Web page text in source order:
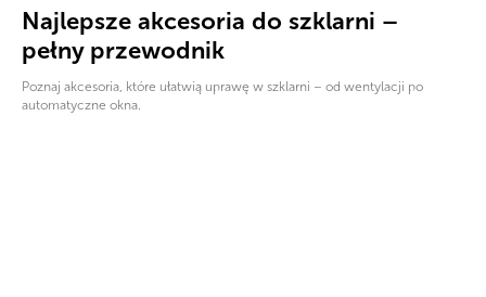
Najlepsze akcesoria do szklarni –
pełny przewodnik
Poznaj akcesoria, które ułatwią uprawę w szklarni – od wentylacji po
automatyczne okna.